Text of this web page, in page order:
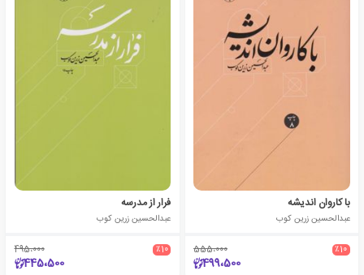
با کاروان اندیشه
عبدالحسین زرین کوب
٪10 555،000
499،500
فرار از مدرسه
عبدالحسین زرین کوب
٪10 495،000
445،500